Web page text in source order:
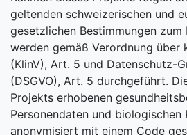
geltenden schweizerischen und
gesetzlichen Bestimmungen zum
werden gemäß Verordnung über
(KlinV), Art. 5 und Datenschutz-
(DSGVO), Art. 5 durchgeführt.
Projekts erhobenen
Personendaten und biologischen
anonymisiert mit einem Code